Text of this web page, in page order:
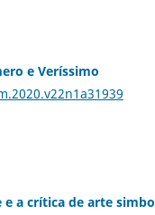
e Veríssimo
e a crítica de arte